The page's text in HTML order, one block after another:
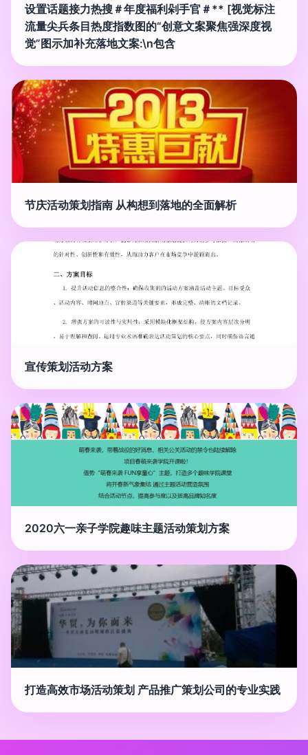
设置话题接力热搜＃年度福利剁手官＃** [视觉标注
流量尖兵条目热度指数图的“创意文案聚焦强深度视
觉”图示加补充落地文案:\n包含
节庆活动策划指南 从构想到落地的全面解析
宣传策划活动方案
2020六一亲子学院趣味主题活动策划方案
打造高效市场活动策划 产品推广策划公司的专业实践